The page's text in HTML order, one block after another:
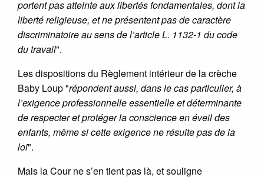
portent pas atteinte aux libertés fondamentales, dont la
liberté religieuse, et ne présentent pas de caractère
discriminatoire au sens de l’article L. 1132-1 du code
du travail".
Les dispositions du Règlement intérieur de la crèche
Baby Loup "répondent aussi, dans le cas particulier, à
l’exigence professionnelle essentielle et déterminante
de respecter et protéger la conscience en éveil des
enfants, même si cette exigence ne résulte pas de la
loi".
Mais la Cour ne s’en tient pas là, et souligne